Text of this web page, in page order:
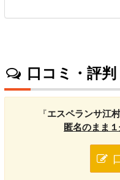
口コミ・評判
『エスペランサ江
匿名のまま